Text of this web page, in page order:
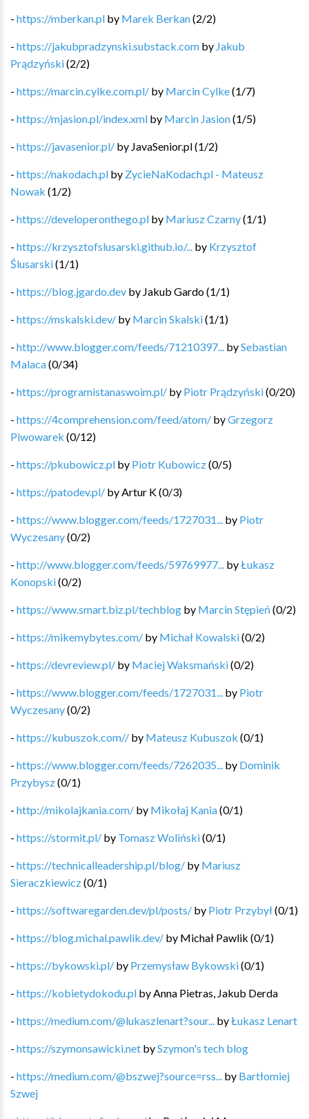
- https://mberkan.pl by Marek Berkan(2/2)
- https://jakubpradzynski.substack.com by Jakub
Prądzyński(2/2)
- https://marcin.cylke.com.pl/ by Marcin Cylke(1/7)
- https://mjasion.pl/index.xml by Marcin Jasion(1/5)
- https://javasenior.pl/ by JavaSenior.pl(1/2)
- https://nakodach.pl by ZycieNaKodach.pl - Mateusz
Nowak (1/2)
- https://developeronthego.pl by Mariusz Czarny(1/1)
- https://krzysztofslusarski.github.io/... by Krzysztof
Ślusarski(1/1)
- https://blog.jgardo.dev by Jakub Gardo(1/1)
- https://mskalski.dev/ by Marcin Skalski(1/1)
- http://www.blogger.com/feeds/71210397... bySebastian
Malaca(0/34)
- https://programistanaswoim.pl/ by Piotr Prądzyński(0/20)
- https://4comprehension.com/feed/atom/ byGrzegorz
Piwowarek (0/12)
- https://pkubowicz.pl by Piotr Kubowicz(0/5)
- https://patodev.pl/ by Artur K(0/3)
- https://www.blogger.com/feeds/1727031... by Piotr
Wyczesany(0/2)
- http://www.blogger.com/feeds/59769977... byŁukasz
Konopski(0/2)
- https://www.smart.biz.pl/techblog by Marcin Stępień (0/2)
- https://mikemybytes.com/ by Michał Kowalski(0/2)
- https://devreview.pl/ by Maciej Waksmański(0/2)
- https://www.blogger.com/feeds/1727031... by Piotr
Wyczesany(0/2)
- https://kubuszok.com// by Mateusz Kubuszok (0/1)
- https://www.blogger.com/feeds/7262035... by Dominik
Przybysz(0/1)
- http://mikolajkania.com/ by Mikołaj Kania(0/1)
- https://stormit.pl/ by Tomasz Woliński(0/1)
- https://technicalleadership.pl/blog/ by Mariusz
Sieraczkiewicz(0/1)
- https://softwaregarden.dev/pl/posts/ by Piotr Przybył(0/1)
- https://blog.michal.pawlik.dev/ by Michał Pawlik (0/1)
- https://bykowski.pl/ by Przemysław Bykowski(0/1)
- https://kobietydokodu.pl by Anna Pietras, Jakub Derda
- https://medium.com/@lukaszlenart?sour... byŁukasz Lenart
- https://szymonsawicki.net bySzymon's tech blog
- https://medium.com/@bszwej?source=rss... by Bartłomiej
Szwej